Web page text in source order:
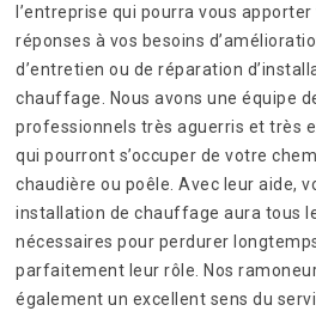
l’entreprise qui pourra vous
réponses à vos besoins
d’entretien ou de réparation
chauffage. Nous avons une équipe
professionnels très aguerris et très
qui pourront s’occuper de votre
chaudière ou poêle. Avec leur aide,
installation de chauffage aura tous
nécessaires pour perdurer
parfaitement leur rôle. Nos
également un excellent sens du